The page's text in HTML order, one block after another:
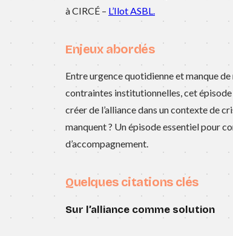
à CIRCÉ – L’Ilot ASBL.
Enjeux abordés
Entre urgence quotidienne et manque
contraintes institutionnelles, cet
créer de l’alliance dans un contexte de
manquent ? Un épisode essentiel pour
d’accompagnement.
Quelques citations clés
Sur l’alliance comme solution